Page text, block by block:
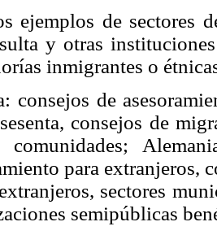
ejemplos de sectores
y otras
inmigrantes o
consejos de
consejos de
para extranjeros,
sectores
semipúblicas